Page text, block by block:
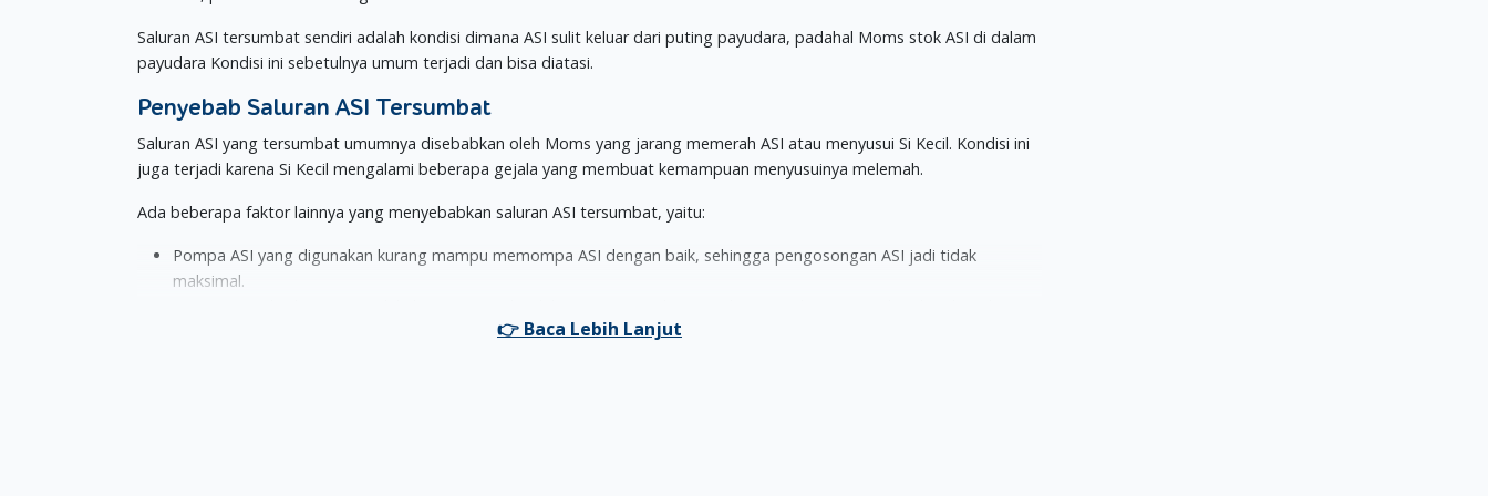
Saluran ASI tersumbat sendiri adalah kondisi dimana ASI sulit keluar dari puting payudara, padahal Moms stok ASI di dalam
payudara Kondisi ini sebetulnya umum terjadi dan bisa diatasi.
Penyebab Saluran ASI Tersumbat
Saluran ASI yang tersumbat umumnya disebabkan oleh Moms yang jarang memerah ASI atau menyusui Si Kecil. Kondisi ini
juga terjadi karena Si Kecil mengalami beberapa gejala yang membuat kemampuan menyusuinya melemah.
Ada beberapa faktor lainnya yang menyebabkan saluran ASI tersumbat, yaitu:
Pompa ASI yang digunakan kurang mampu memompa ASI dengan baik, sehingga pengosongan ASI jadi tidak
maksimal.